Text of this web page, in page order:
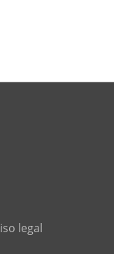
legal